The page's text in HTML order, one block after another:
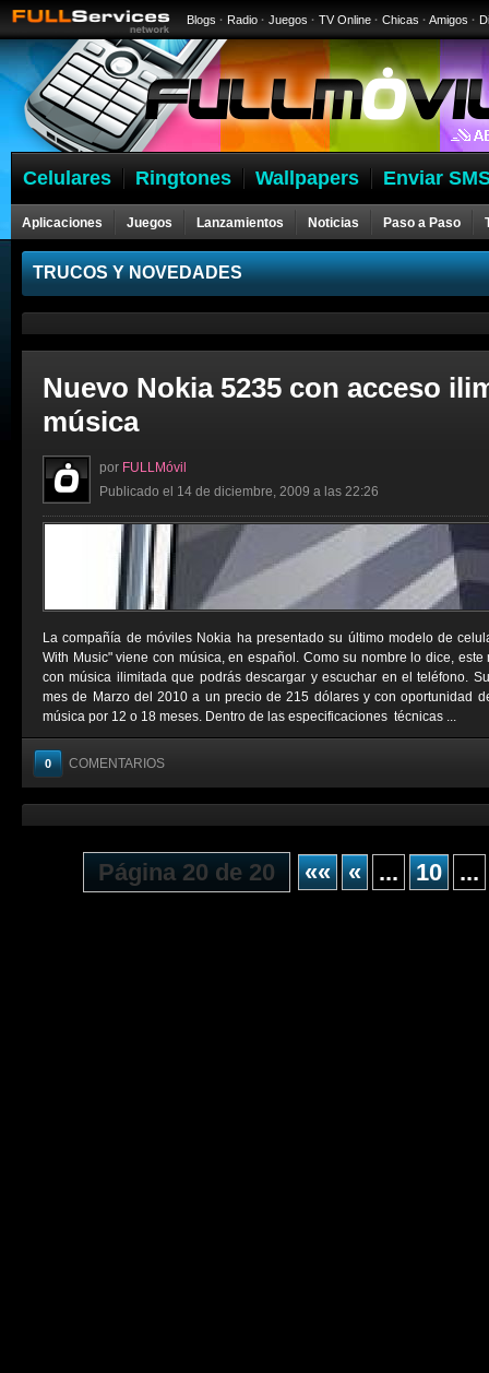
Blogs · Radio · Juegos · TV Online · Chicas · Amigos ·
Celulares Ringtones Wallpapers Enviar
Aplicaciones Juegos Lanzamientos Noticias Paso a Paso
Celulares
TRUCOS Y NOVEDADES
Nuevo Nokia 5235 con acceso
música
por FULLMóvil
Publicado el 14 de diciembre, 2009 a las 22:26
La compañía de móviles Nokia ha presentado su último modelo de
With Music" viene con música, en español. Como su nombre lo dice,
con música ilimitada que podrás descargar y escuchar en el teléfono.
mes de Marzo del 2010 a un precio de 215 dólares y con oportunidad
música por 12 o 18 meses. Dentro de las especificaciones técnicas ...
0 COMENTARIOS
Página 20 de 20 «« « ... 10 ...